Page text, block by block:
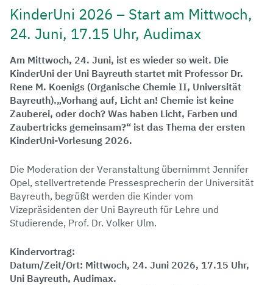
KinderUni 2026 – Start am Mittwoch,
24. Juni, 17.15 Uhr, Audimax
Am Mittwoch, 24. Juni, ist es wieder so weit. Die
KinderUni der Uni Bayreuth startet mit Professor Dr.
Rene M. Koenigs (Organische Chemie II, Universität
Bayreuth).„Vorhang auf, Licht an! Chemie ist keine
Zauberei, oder doch? Was haben Licht, Farben und
Zaubertricks gemeinsam?“ ist das Thema der ersten
KinderUni-Vorlesung 2026.
Die Moderation der Veranstaltung übernimmt Jennifer
Opel, stellvertretende Pressesprecherin der Universität
Bayreuth, begrüßt werden die Kinder vom
Vizepräsidenten der Uni Bayreuth für Lehre und
Studierende, Prof. Dr. Volker Ulm.
Kindervortrag:
Datum/Zeit/Ort: Mittwoch, 24. Juni 2026, 17.15 Uhr,
Uni Bayreuth, Audimax.